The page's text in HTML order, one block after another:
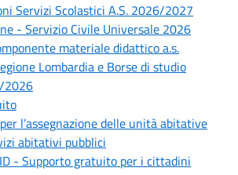
Servizi Scolastici A.S. 2026/2027
- Servizio Civile Universale 2026
materiale didattico a.s.
Lombardia e Borse di studio
2026
l’assegnazione delle unità abitative
abitativi pubblici
- Supporto gratuito per i cittadini